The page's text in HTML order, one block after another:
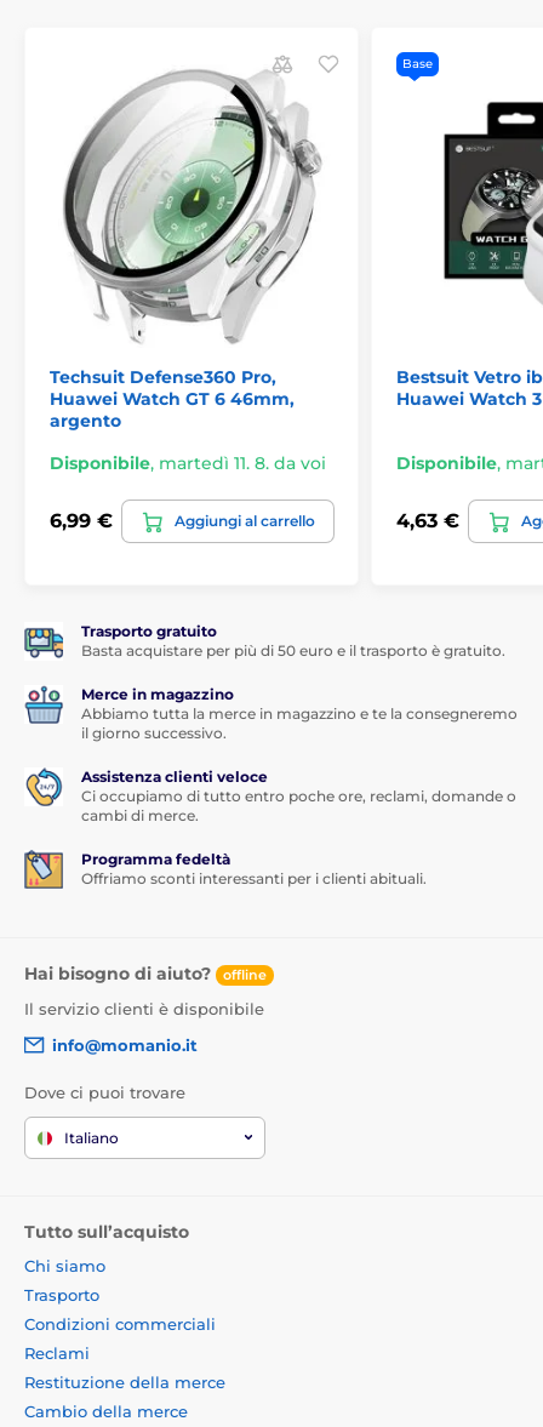
Accesso ai pulsanti funzionali
Assorbe bene gli urti
Si adatta perfettamente al tuo modello dedicato
Il prodotto è stato realizzato sulla base della
disposizione dei pulsanti funzionali del modello
specifico del dispositivo. L'utilizzo di questa soluzione
ha permesso alla custodia di adattarsi perfettamente
all'orologio dedicato, proteggendolo al massimo e
fornendo pieno accesso a tutte le sue funzioni.
Techsuit Defense360 Pro,
Huawei Watch GT 6 46mm,
argento
Disponibile, martedì 11. 8. da voi
6,99 € Aggiungi al carrello
Base
Bestsuit Vetro
Huawei Watch 3
Disponibile,
4,63 €
Trasporto gratuito
Basta acquistare per più di 50 euro e il trasporto è gratuito.
Merce in magazzino
Abbiamo tutta la merce in magazzino e te la consegneremo
il giorno successivo.
Assistenza clienti veloce
Ci occupiamo di tutto entro poche ore, reclami, domande o
cambi di merce.
Programma fedeltà
Offriamo sconti interessanti per i clienti abituali.
Hai bisogno di aiuto? offline
Il servizio clienti è disponibile
info@momanio.it
Dove ci puoi trovare
Italiano
Tutto sull’acquisto
Chi siamo
Trasporto
Condizioni commerciali
Reclami
Restituzione della merce
Cambio della merce